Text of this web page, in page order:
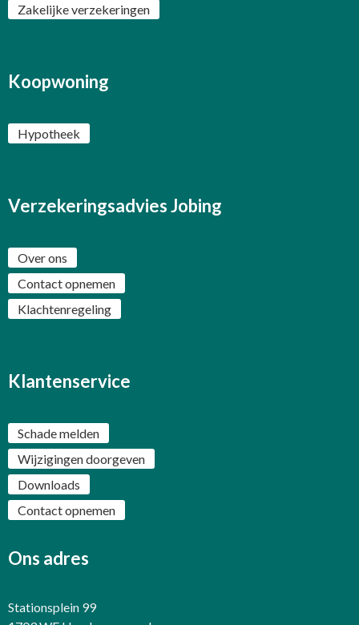
Zakelijke verzekeringen
Koopwoning
Hypotheek
Verzekeringsadvies Jobing
Over ons
Contact opnemen
Klachtenregeling
Klantenservice
Schade melden
Wijzigingen doorgeven
Downloads
Contact opnemen
Ons adres
Stationsplein 99